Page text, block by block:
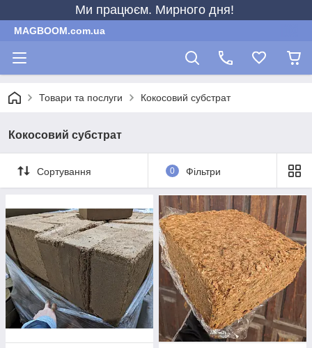
Ми працюєм. Мирного дня!
MAGBOOM.com.ua
Товари та послуги Кокосовий субстрат
Кокосовий субстрат
Сортування 0 Фільтри